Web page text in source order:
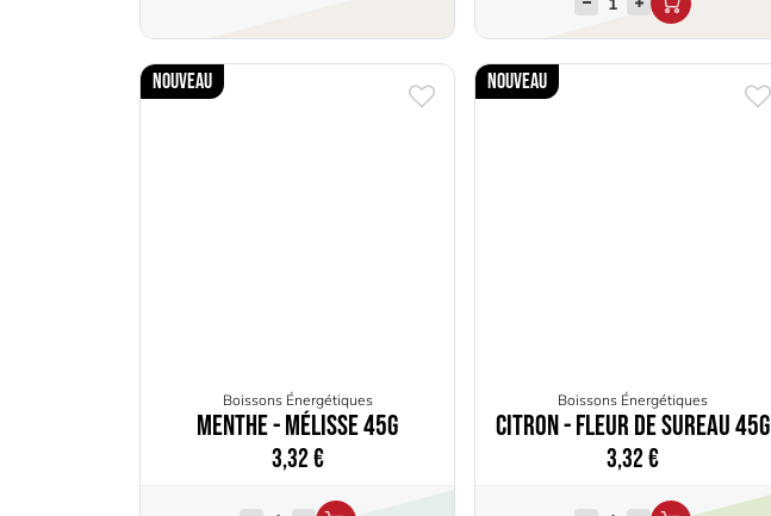
Nouveau
Boissons Énergétiques
Menthe - Mélisse 45g
3,32€
Nouveau
Boissons Énergétiques
Citron - Fleur de sureau 45g
3,32€